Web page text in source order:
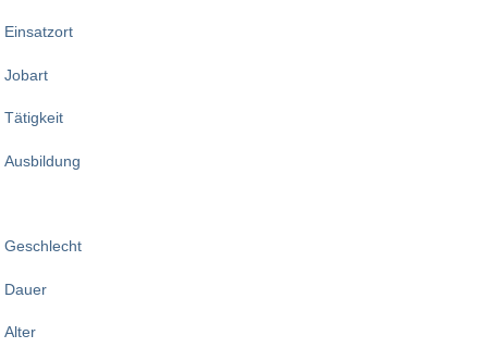
Einsatzort
Jobart
Tätigkeit
Ausbildung
Geschlecht
Dauer
Alter